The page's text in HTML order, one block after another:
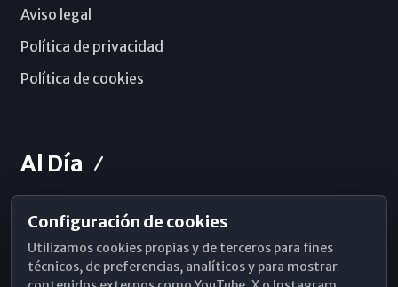
Aviso legal
Política de privacidad
Política de cookies
Al Día
Horarios de Misa
Hemeroteca
Configuración de cookies
Utilizamos cookies propias y de terceros para fines
técnicos, de preferencias, analíticos y para mostrar